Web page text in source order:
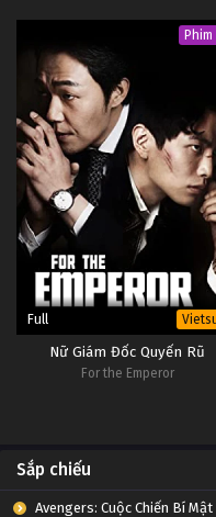
Phim
Full
Nữ Giám Đốc Quyến Rũ
For the Emperor
Sắp chiếu
Avengers: Cuộc Chiến Bí Mật